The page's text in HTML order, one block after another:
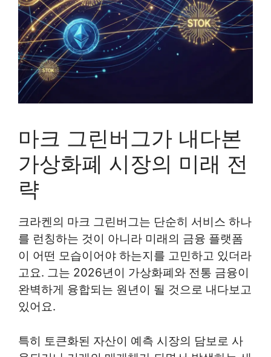
마크 그린버그가 내다본
가상화폐 시장의 미래 전
략
크라켄의 마크 그린버그는 단순히 서비스 하나
를 런칭하는 것이 아니라 미래의 금융 플랫폼
이 어떤 모습이어야 하는지를 고민하고 있더라
고요. 그는 2026년이 가상화폐와 전통 금융이
완벽하게 융합되는 원년이 될 것으로 내다보고
있어요.
특히 토큰화된 자산이 예측 시장의 담보로 사